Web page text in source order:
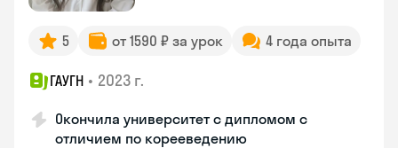
5 от 1590 ₽ за урок 4 года опыта
ГАУГН • 2023 г.
Окончила университет с дипломом с
отличием по корееведению